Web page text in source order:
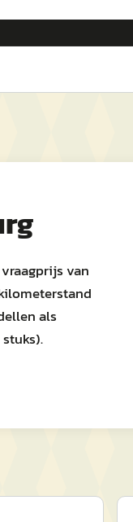
van
als